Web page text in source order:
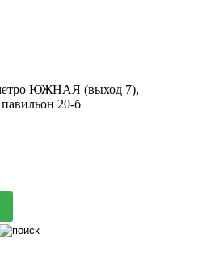
ЮЖНАЯ (выход 7),
20-б